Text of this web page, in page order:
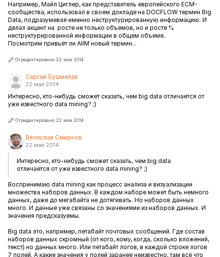
Например, Майл Циглер, как представитель европейского ECM-
сообщества, использовал в своем докладе на DOCFLOW термин Big
Data, подразумевая именно неструктурированную информацию. И
делал акцент на росте не только объемов, но и росте %
неструктурированной информации в общем объеме.
Посмотрим привьёт ли AIIM новый термин...
Отредактировано 22 мая 2014
Сергей Бушмелев
22 мая 2014
Интересно, кто-нибудь сможет сказать, чем big data отличается от
уже известного data mining? ;)
Отредактировано 22 мая 2014
Вячеслав Смирнов
22 мая 2014
Интересно, кто-нибудь сможет сказать, чем big data
отличается от уже известного data mining? ;)
Воспринимаю data mining как процесс анализа и визуализации
множества наборов данных. В каждом наборе может быть немного
данных, даже до мегабайта не дотягивать. Но наборов данных
много. И данные уже связаны со значениями из наборов данных. И
значения предсказуемы.
Big data это, например, петабайт почтовых сообщений. Где состав
наборов данных скромный (от кого, кому, когда, сколько вложений,
текст) но данных много. Или петабайт логов, в каждой строке логов
7 полей. А какие значения у полей заранее неизвестно, там всё что